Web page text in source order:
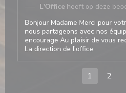
L'Office heeft op deze
Bonjour Madame Merci pour
nous partageons avec nos
encourage Au plaisir de vous
La direction de l'office
1 2